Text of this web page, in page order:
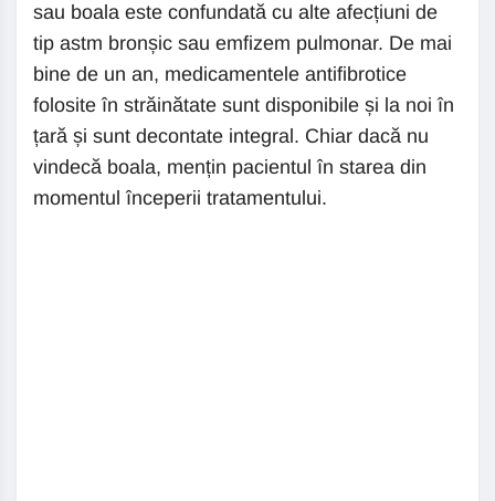
sau boala este confundată cu alte afecțiuni de
tip astm bronșic sau emfizem pulmonar. De mai
bine de un an, medicamentele antifibrotice
folosite în străinătate sunt disponibile și la noi în
țară și sunt decontate integral. Chiar dacă nu
vindecă boala, mențin pacientul în starea din
momentul începerii tratamentului.